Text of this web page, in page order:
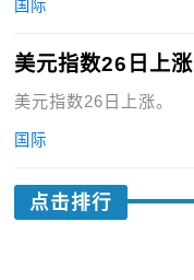
国际
美元指数26日上涨
美元指数26日上涨。
国际
点击排行